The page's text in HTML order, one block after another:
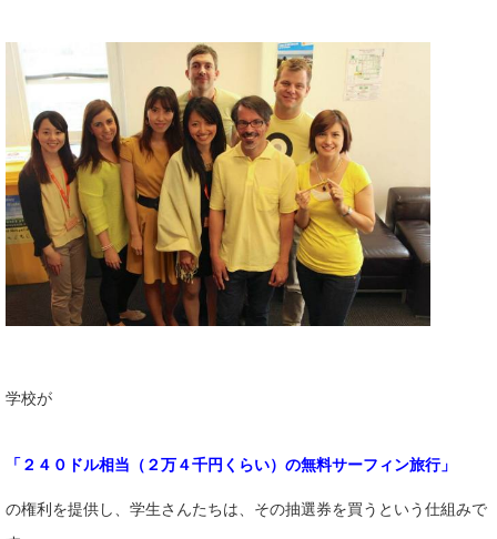
学校が
「２４０ドル相当（２万４千円くらい）の無料サーフィン旅行」
の権利を提供し、学生さんたちは、その抽選券を買うという仕組みで